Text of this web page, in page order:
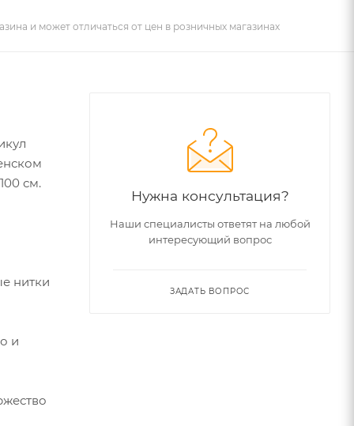
и может отличаться от цен в розничных магазинах
см.
нитки
и
Нужна консультация?
Наши специалисты ответят на любой
интересующий вопрос
ЗАДАТЬ ВОПРОС